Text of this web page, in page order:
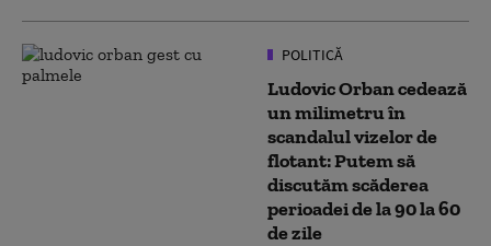
POLITICĂ
Ludovic Orban cedează
un milimetru în
scandalul vizelor de
flotant: Putem să
discutăm scăderea
perioadei de la 90 la 60
de zile